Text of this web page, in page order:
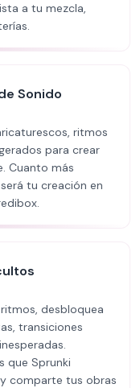
a tu mezcla,
Sonido
ritmos
para crear
Cuanto más
tu creación en
desbloquea
transiciones
que Sprunki
comparte tus obras